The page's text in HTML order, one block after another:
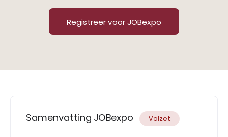
Registreer voor JOBexpo
Samenvatting JOBexpo Volzet